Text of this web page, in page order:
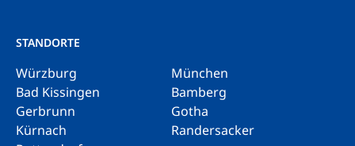
STANDORTE
Würzburg
München
Bad Kissingen
Bamberg
Gerbrunn
Gotha
Kürnach
Randersacker